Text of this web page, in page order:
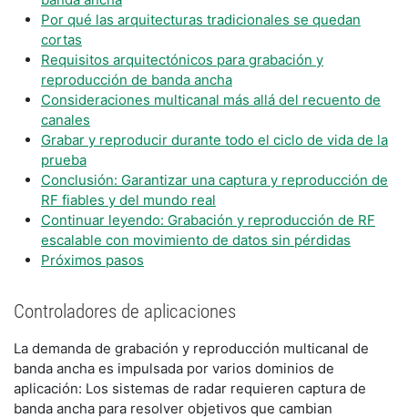
Por qué las arquitecturas tradicionales se quedan
cortas
Requisitos arquitectónicos para grabación y
reproducción de banda ancha
Consideraciones multicanal más allá del recuento de
canales
Grabar y reproducir durante todo el ciclo de vida de la
prueba
Conclusión: Garantizar una captura y reproducción de
RF fiables y del mundo real
Continuar leyendo: Grabación y reproducción de RF
escalable con movimiento de datos sin pérdidas
Próximos pasos
Controladores de aplicaciones
La demanda de grabación y reproducción multicanal de
banda ancha es impulsada por varios dominios de
aplicación: Los sistemas de radar requieren captura de
banda ancha para resolver objetivos que cambian